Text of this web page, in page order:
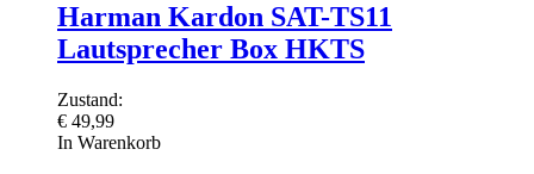
Harman Kardon SAT-TS11
Lautsprecher Box HKTS
Zustand:
€ 49,99
In Warenkorb